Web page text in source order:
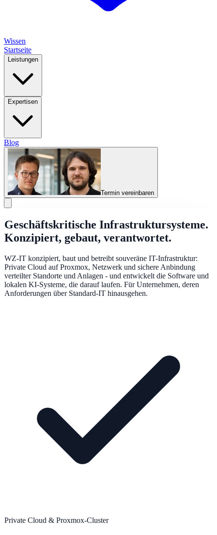
Wissen
Startseite
Leistungen
Expertisen
Blog
Termin vereinbaren
Geschäftskritische Infrastruktursysteme.
Konzipiert, gebaut, verantwortet.
WZ-IT konzipiert, baut und betreibt souveräne IT-Infrastruktur:
Private Cloud auf Proxmox, Netzwerk und sichere Anbindung
verteilter Standorte und Anlagen - und entwickelt die Software und
lokalen KI-Systeme, die darauf laufen. Für Unternehmen, deren
Anforderungen über Standard-IT hinausgehen.
Private Cloud & Proxmox-Cluster